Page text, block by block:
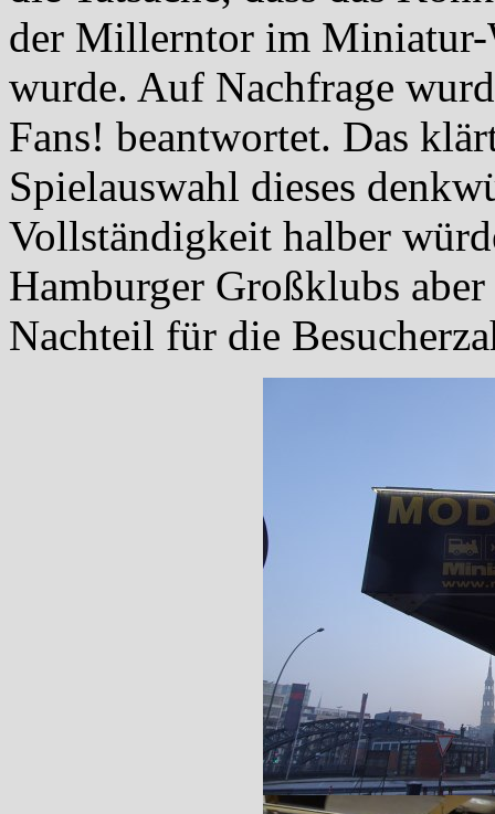
der Millerntor im Miniatur-
wurde. Auf Nachfrage
Fans! beantwortet. Das
Spielauswahl dieses
Vollständigkeit halber
Hamburger Großklubs
Nachteil für die